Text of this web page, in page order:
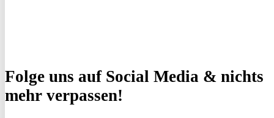
Folge uns auf Social Media & nichts
mehr verpassen!